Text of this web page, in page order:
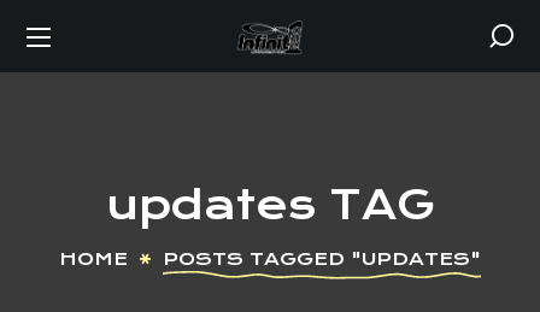
updates TAG
HOME POSTS TAGGED "UPDATES"